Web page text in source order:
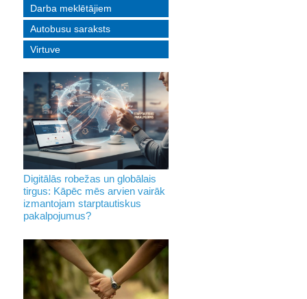
Darba meklētājiem
Autobusu saraksts
Virtuve
Digitālās robežas un globālais
tirgus: Kāpēc mēs arvien vairāk
izmantojam starptautiskus
pakalpojumus?